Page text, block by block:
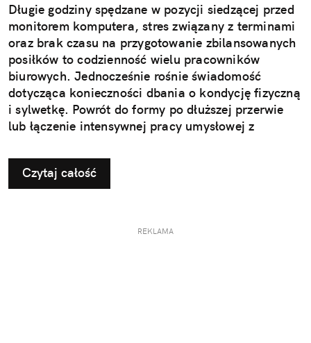
Długie godziny spędzane w pozycji siedzącej przed
monitorem komputera, stres związany z terminami
oraz brak czasu na przygotowanie zbilansowanych
posiłków to codzienność wielu pracowników
biurowych. Jednocześnie rośnie świadomość
dotycząca konieczności dbania o kondycję fizyczną
i sylwetkę. Powrót do formy po dłuższej przerwie
lub łączenie intensywnej pracy umysłowej z
podejścia. Kluczem do sukcesu jest nie tylko
odpowiedni plan treningowy, ale także właściwe
odżywienie organizmu.
Czytaj całość
REKLAMA